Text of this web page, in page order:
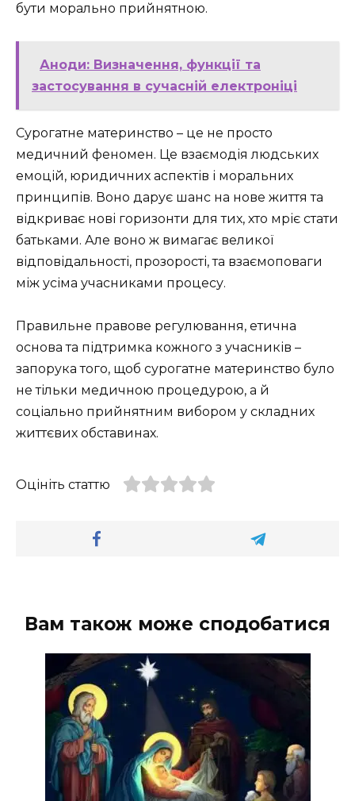
бути морально прийнятною.
Аноди: Визначення, функції та
застосування в сучасній електроніці
Сурогатне материнство – це не просто
медичний феномен. Це взаємодія людських
емоцій, юридичних аспектів і моральних
принципів. Воно дарує шанс на нове життя та
відкриває нові горизонти для тих, хто мріє стати
батьками. Але воно ж вимагає великої
відповідальності, прозорості, та взаємоповаги
між усіма учасниками процесу.
Правильне правове регулювання, етична
основа та підтримка кожного з учасників –
запорука того, щоб сурогатне материнство було
не тільки медичною процедурою, а й
соціально прийнятним вибором у складних
життєвих обставинах.
Оцініть статтю
Вам також може сподобатися